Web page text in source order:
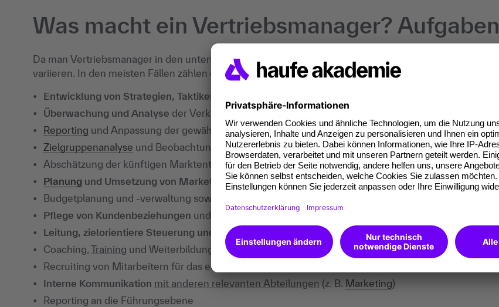
Was macht ein Vertriebsmanager? Aufgaben
Da man Vertriebsmanager in den unterschiedlichsten Branchen findet, können die konkreten Aufgaben
variieren. In den meisten Fällen zählen die folgenden Aufgaben zu den wichtigsten
Entwicklung von Strategien, Taktiken und Plänen
Überwachung und Analyse der Verkaufsaktivitäten
Reporting und Anpassung der gewählten Strategien falls notwendig
Zielgruppenanalyse und Beobachtung des aktuellen Marktgeschehens
Abschätzung der künftigen Marktentwicklung und Erstellung von Prognosen
Planung und Umsetzung von Marketingmaßnahmen
Budgetplanung und -verwaltung sowie
Pflege von Kundenbeziehungen und
Akquise von (neuen) Schlüsselkunden
Leitung, zielorientiere Steuerung und
Führung des Vertriebsteams
Coaching, Training und Weiterbildung des Vertriebsteams
Recruiting von Mitarbeitern für das eigene Team und zur Betreuung der einzelnen Kunden
Interne Kommunikation mit anderen relevanten Abteilungen (z. B. Marketing)
Reporting an die Führungsebene